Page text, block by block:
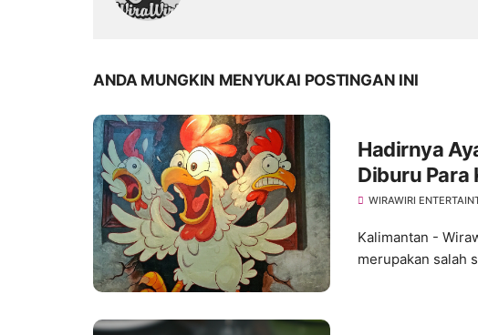
ANDA MUNGKIN MENYUKAI POSTINGAN INI
Hadirnya
Diburu Para
WIRAWIRI
Kalimantan -
merupakan salah